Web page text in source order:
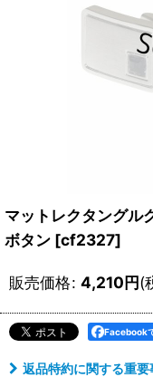
マットレクタングル
ボタン [cf2327]
販売価格: 4,210円(
Facebook
返品特約に関する重要